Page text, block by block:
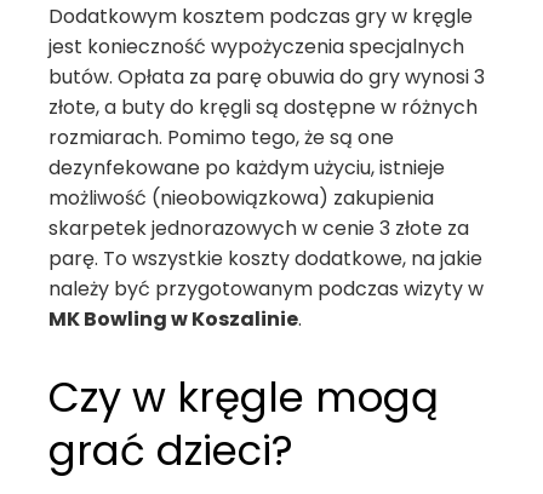
Dodatkowym kosztem podczas gry w kręgle
jest konieczność wypożyczenia specjalnych
butów. Opłata za parę obuwia do gry wynosi 3
złote, a buty do kręgli są dostępne w różnych
rozmiarach. Pomimo tego, że są one
dezynfekowane po każdym użyciu, istnieje
możliwość (nieobowiązkowa) zakupienia
skarpetek jednorazowych w cenie 3 złote za
parę. To wszystkie koszty dodatkowe, na jakie
należy być przygotowanym podczas wizyty w
MK Bowling w Koszalinie.
Czy w kręgle mogą
grać dzieci?